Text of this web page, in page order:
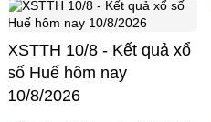
XSTTH 10/8 - Kết quả xổ
số Huế hôm nay
10/8/2026